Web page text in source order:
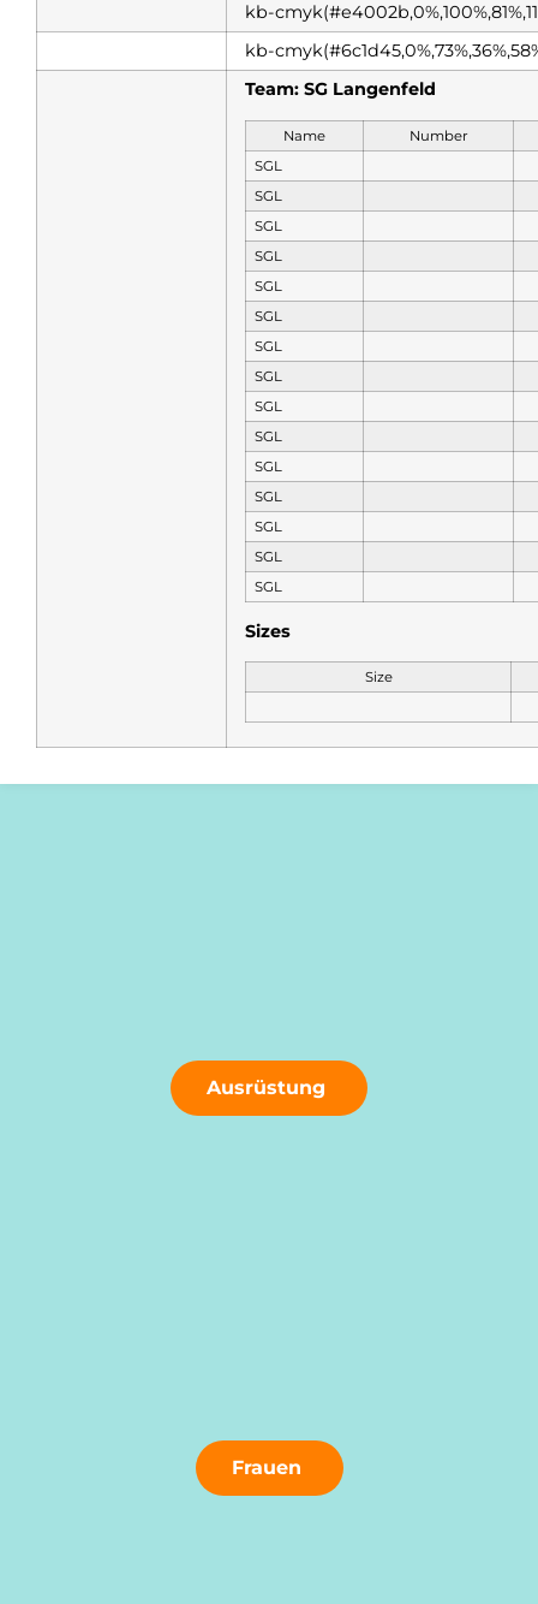
kb-
kb-
Team: SG Langenfeld
Name
Number
SGL
SGL
SGL
SGL
SGL
SGL
SGL
SGL
SGL
SGL
SGL
SGL
SGL
SGL
SGL
Sizes
Size
Ausrüstung
Frauen